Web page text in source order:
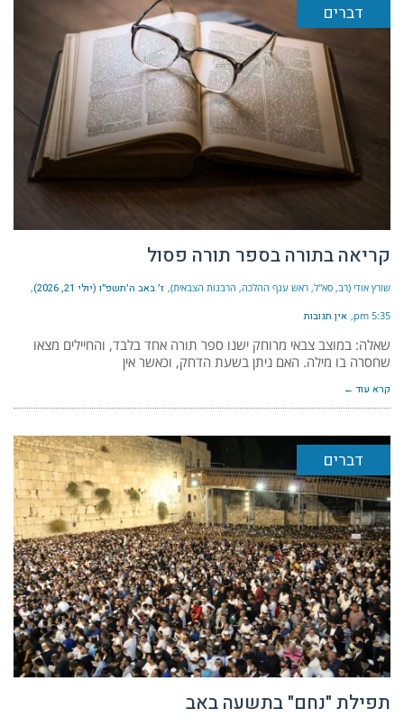
דברים
קריאה בתורה בספר תורה פסול
שורץ אודי (רב, סא"ל, ראש ענף ההלכה, הרבנות הצבאית) ז׳ באב ה׳תשפ״ו (יולי 21, 2026)
5:35 pm אין תגובות
שאלה: במוצב צבאי מרוחק ישנו ספר תורה אחד בלבד, והחיילים מצאו
שחסרה בו מילה. האם ניתן בשעת הדחק, וכאשר אין
קרא עוד ←
דברים
תפילת "נחם" בתשעה באב